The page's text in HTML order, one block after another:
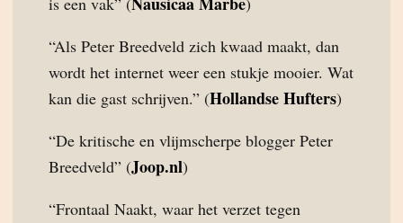
“Als Peter Breedveld zich kwaad maakt, dan
wordt het internet weer een stukje mooier. Wat
kan die gast schrijven.” (Hollandse Hufters)
“De kritische en vlijmscherpe blogger Peter
Breedveld” (Joop.nl)
“Frontaal Naakt, waar het verzet tegen